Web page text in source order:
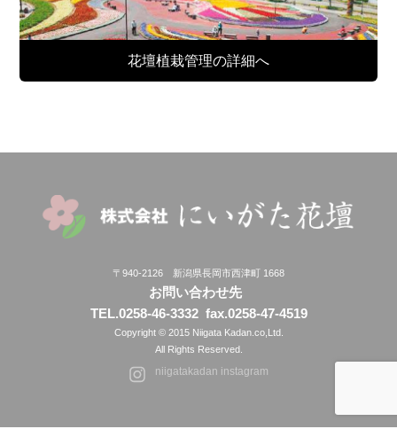
花壇植栽管理の詳細へ
〒940-2126 新潟県長岡市西津町 1668
お問い合わせ先
TEL.0258-46-3332fax.0258-47-4519
Copyright © 2015 Niigata Kadan.co,Ltd.
All Rights Reserved.
niigatakadan instagram